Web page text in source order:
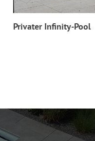
Privater Infinity-Pool